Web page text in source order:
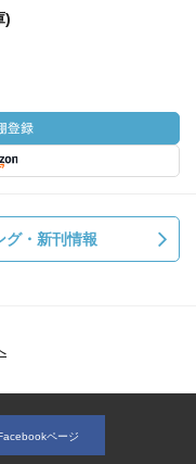
)
グ・新刊情報
ページ